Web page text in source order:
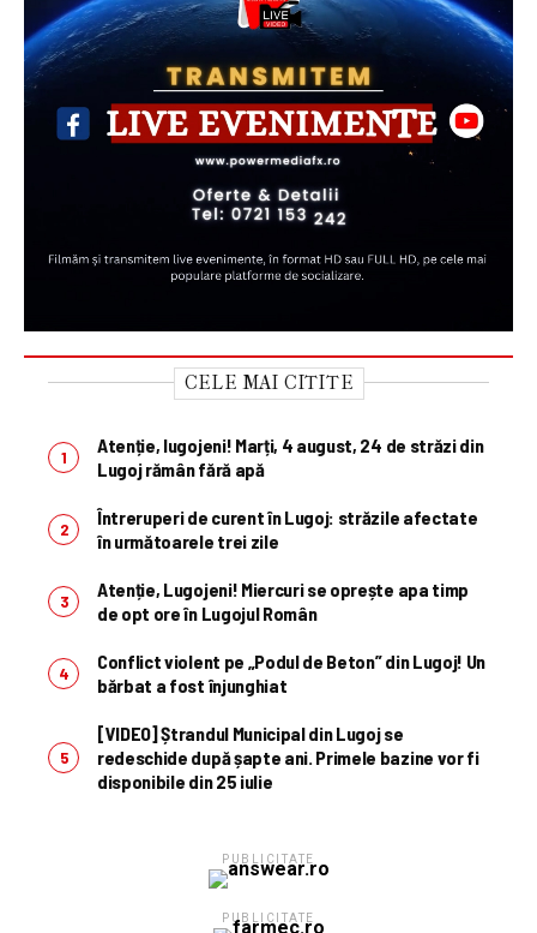
CELE MAI CITITE
Atenție, lugojeni! Marți, 4 august, 24 de străzi din
Lugoj rămân fără apă
Întreruperi de curent în Lugoj: străzile afectate
în următoarele trei zile
Atenție, Lugojeni! Miercuri se oprește apa timp
de opt ore în Lugojul Român
Conflict violent pe „Podul de Beton” din Lugoj! Un
bărbat a fost înjunghiat
[VIDEO] Ștrandul Municipal din Lugoj se
redeschide după șapte ani. Primele bazine vor fi
disponibile din 25 iulie
PUBLICITATE
PUBLICITATE